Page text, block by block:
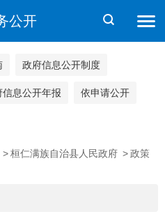
公开
政府信息公开制度
信息公开年报 依申请公开
> 桓仁满族自治县人民政府 > 政策